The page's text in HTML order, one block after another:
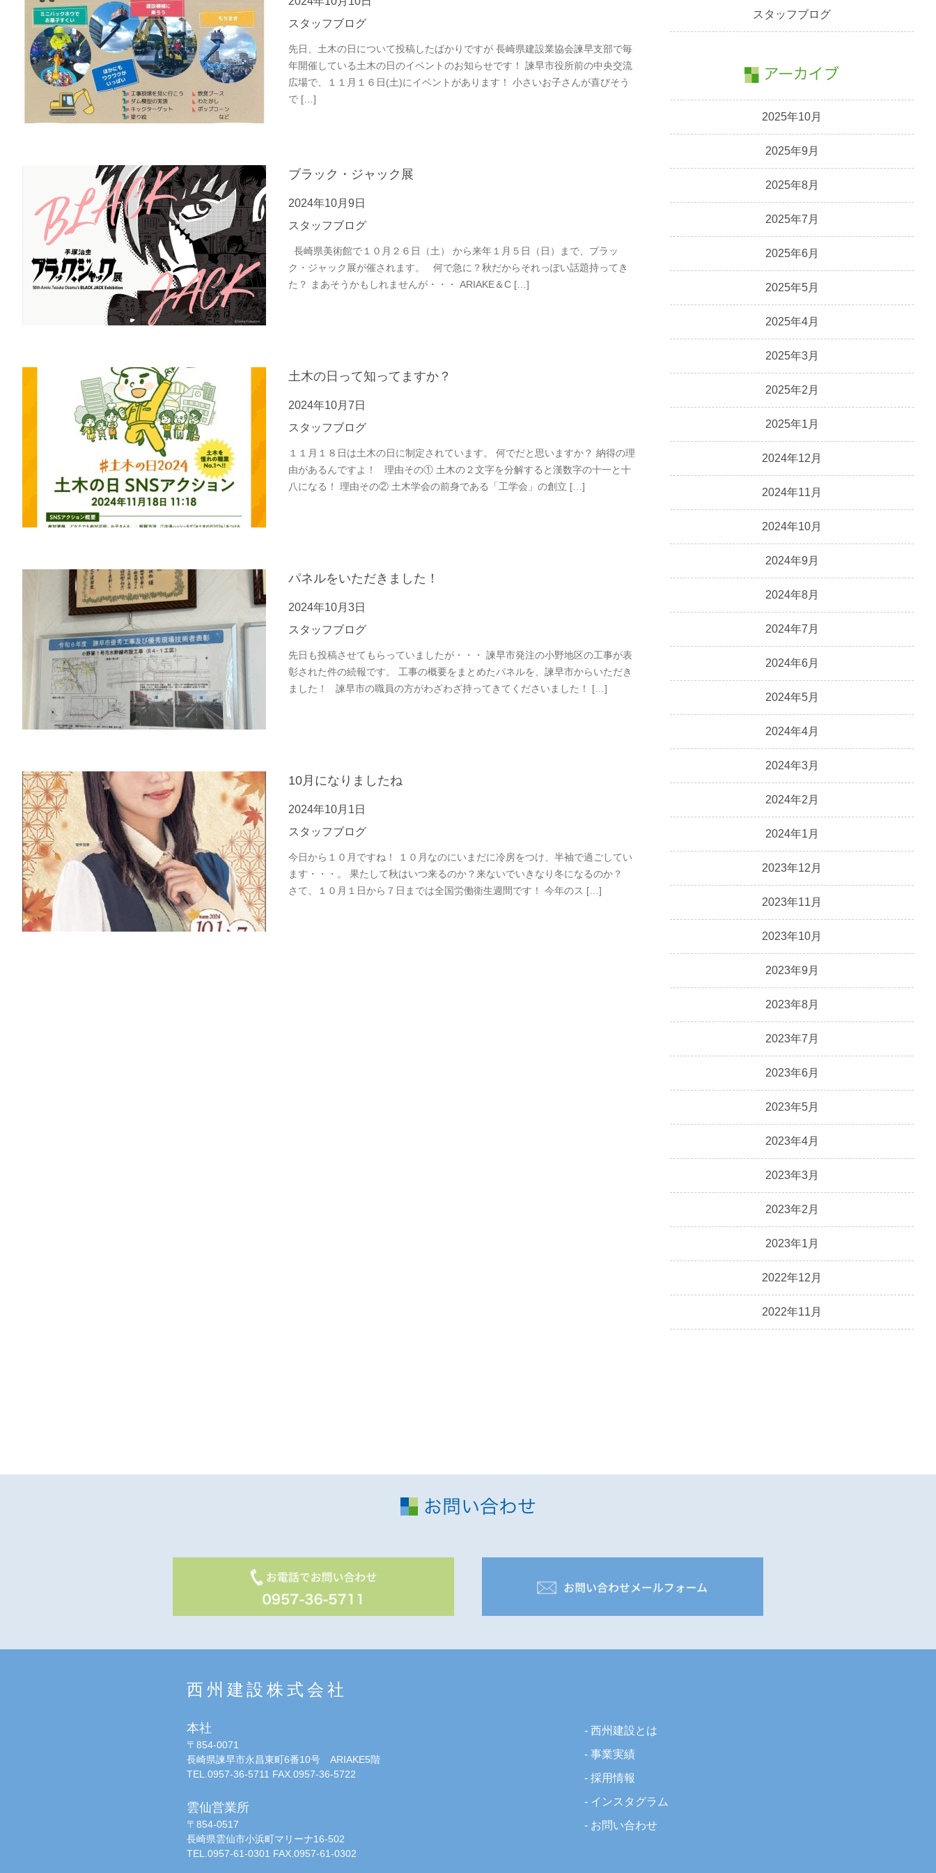
スタッフブログ
先日、土木の日について投稿したばかりですが 長崎県建設業協会諫早支部で毎
年開催している土木の日のイベントのお知らせです！ 諫早市役所前の中央交流
広場で、１１月１６日(土)にイベントがあります！ 小さいお子さんが喜びそう
で […]
ブラック・ジャック展
2024年10月9日
スタッフブログ
長崎県美術館で１０月２６日（土） から来年１月５日（日）まで、プラッ
ク・ジャック展が催されます。 何で急に？秋だからそれっぽい話題持ってき
た？ まあそうかもしれませんが・・・ ARIAKE＆C […]
土木の日って知ってますか？
2024年10月7日
スタッフブログ
１１月１８日は土木の日に制定されています。 何でだと思いますか？ 納得の理
由があるんですよ！ 理由その① 土木の２文字を分解すると漢数字の十一と十
八になる！ 理由その② 土木学会の前身である「工学会」の創立 […]
パネルをいただきました！
2024年10月3日
スタッフブログ
先日も投稿させてもらっていましたが・・・ 諫早市発注の小野地区の工事が表
彰された件の続報です。 工事の概要をまとめたパネルを、諫早市からいただき
ました！ 諫早市の職員の方がわざわざ持ってきてくださいました！ […]
10月になりましたね
2024年10月1日
スタッフブログ
今日から１０月ですね！ １０月なのにいまだに冷房をつけ、半袖で過ごしてい
ます・・・。 果たして秋はいつ来るのか？来ないでいきなり冬になるのか？
さて、１０月１日から７日までは全国労働衛生週間です！ 今年のス […]
スタッフブログ
2025年10月
2025年9月
2025年8月
2025年7月
2025年6月
2025年5月
2025年4月
2025年3月
2025年2月
2025年1月
2024年12月
2024年11月
2024年10月
2024年9月
2024年8月
2024年7月
2024年6月
2024年5月
2024年4月
2024年3月
2024年2月
2024年1月
2023年12月
2023年11月
2023年10月
2023年9月
2023年8月
2023年7月
2023年6月
2023年5月
2023年4月
2023年3月
2023年2月
2023年1月
2022年12月
2022年11月
西州建設株式会社
本社
〒854-0071
長崎県諫早市永昌東町6番10号 ARIAKE5階
TEL.0957-36-5711 FAX.0957-36-5722
雲仙営業所
〒854-0517
長崎県雲仙市小浜町マリーナ16-502
TEL.0957-61-0301 FAX.0957-61-0302
- 西州建設とは
- 事業実績
- 採用情報
- インスタグラム
- お問い合わせ